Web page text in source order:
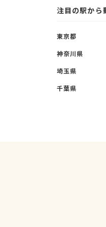
注目の駅から
東京都
神奈川県
埼玉県
千葉県